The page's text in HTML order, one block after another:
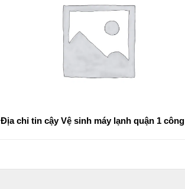
Địa chỉ tin cậy Vệ sinh máy lạnh quận 1